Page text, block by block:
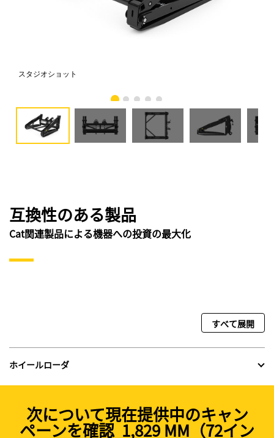
スタジオショット
互換性のある製品
Cat関連製品による機器への投資の最大化
すべて展開
ホイールローダ
次について現在提供中のキャン
ペーンを確認 1,829 MM（72イン